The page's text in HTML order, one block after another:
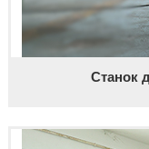
Станок